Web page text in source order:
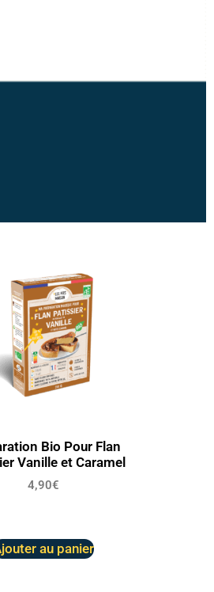
Bio Pour Flan
Vanille et Caramel
4,90€
au panier